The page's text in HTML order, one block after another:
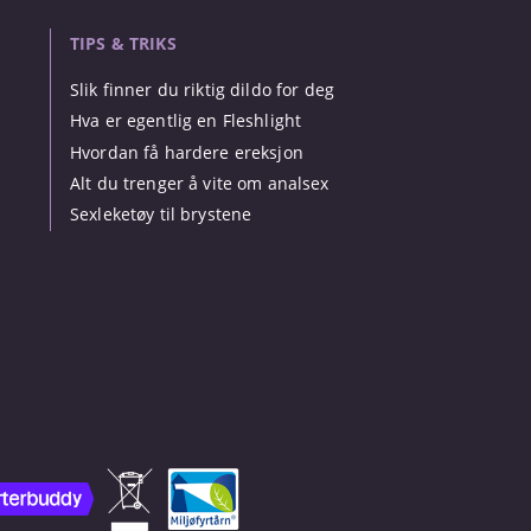
TIPS & TRIKS
Slik finner du riktig dildo for deg
Hva er egentlig en Fleshlight
Hvordan få hardere ereksjon
Alt du trenger å vite om analsex
Sexleketøy til brystene